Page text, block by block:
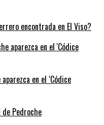
encontrada en El Viso?
en el ‘Códice